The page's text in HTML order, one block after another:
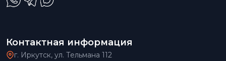
Контактная информация
г. Иркутск, ул. Тельмана 112